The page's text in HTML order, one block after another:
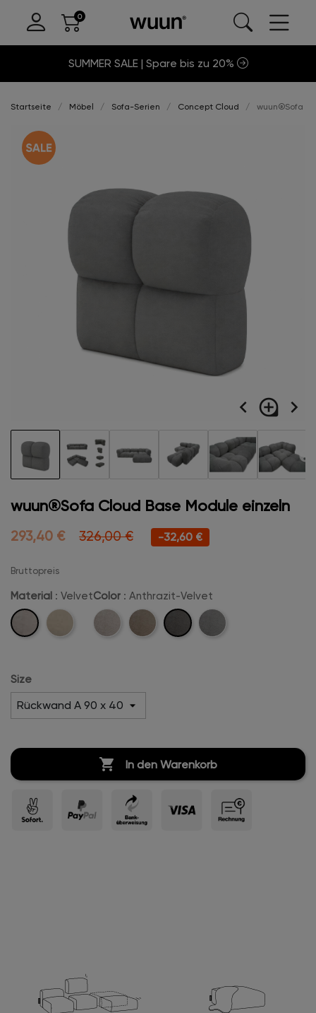
SUMMER SALE | Spare bis zu 20%
Startseite Möbel Sofa-Serien Concept Cloud wuun®Sofa
navigate_before loupe navigate_next
wuun®Sofa Cloud Base Module einzeln
293,40 € 326,00 € -32,60 €
Bruttopreis
Material : Velvet
Velvet Boucle
Color : Anthrazit-Velvet
Beige-
Camel-Anthrazit-
Velvet
Hellgrau-
Size
 In den Warenkorb